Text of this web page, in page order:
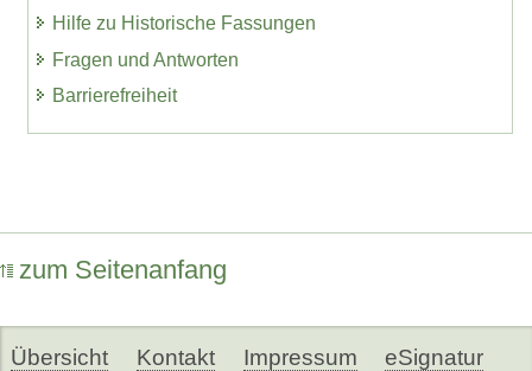
Hilfe zu Historische Fassungen
Fragen und Antworten
Barrierefreiheit
zum Seitenanfang
Übersicht Kontakt Impressum eSignatur